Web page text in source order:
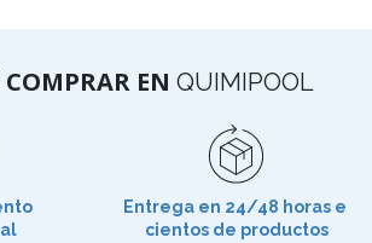
EN QUIMIPOOL
Entrega en 24/48 horas e
cientos de productos